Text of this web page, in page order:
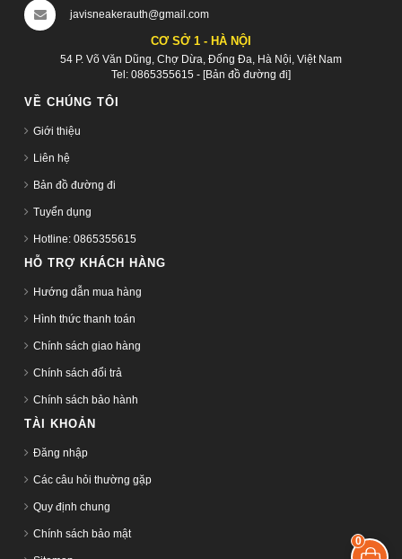
javisneakerauth@gmail.com
CƠ SỞ 1 - HÀ NỘI
54 P. Võ Văn Dũng, Chợ Dừa, Đống Đa, Hà Nội, Việt Nam
Tel: 0865355615 - [Bản đồ đường đi]
VỀ CHÚNG TÔI
Giới thiệu
Liên hệ
Bản đồ đường đi
Tuyển dụng
Hotline: 0865355615
HỖ TRỢ KHÁCH HÀNG
Hướng dẫn mua hàng
Hình thức thanh toán
Chính sách giao hàng
Chính sách đổi trả
Chính sách bảo hành
TÀI KHOẢN
Đăng nhập
Các câu hỏi thường gặp
Quy định chung
Chính sách bảo mật
0